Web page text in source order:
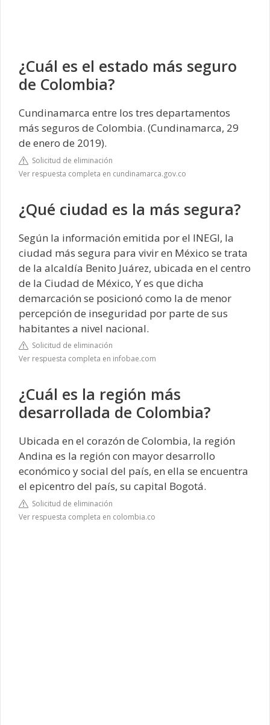
¿Cuál es el estado más seguro
de Colombia?
Cundinamarca entre los tres departamentos
más seguros de Colombia. (Cundinamarca, 29
de enero de 2019).
Solicitud de eliminación
Ver respuesta completa en cundinamarca.gov.co
¿Qué ciudad es la más segura?
Según la información emitida por el INEGI, la
ciudad más segura para vivir en México se trata
de la alcaldía Benito Juárez, ubicada en el centro
de la Ciudad de México, Y es que dicha
demarcación se posicionó como la de menor
percepción de inseguridad por parte de sus
habitantes a nivel nacional.
Solicitud de eliminación
Ver respuesta completa en infobae.com
¿Cuál es la región más
desarrollada de Colombia?
Ubicada en el corazón de Colombia, la región
Andina es la región con mayor desarrollo
económico y social del país, en ella se encuentra
el epicentro del país, su capital Bogotá.
Solicitud de eliminación
Ver respuesta completa en colombia.co